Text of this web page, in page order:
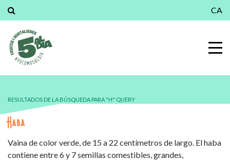
CA
RESULTADOS DE LA BÚSQUEDA PARA "H" QUERY
Haba
Vaina de color verde, de 15 a 22 centímetros de largo. El haba
contiene entre 6 y 7 semillas comestibles, grandes,